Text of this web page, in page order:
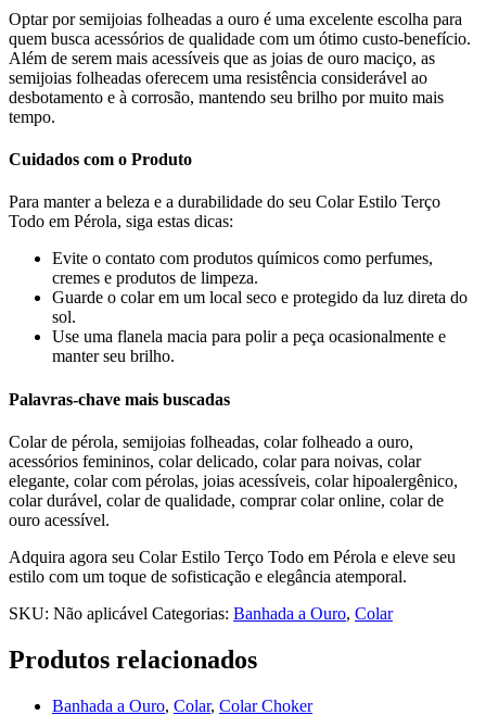
Optar por semijoias folheadas a ouro é uma excelente escolha para
quem busca acessórios de qualidade com um ótimo custo-benefício.
Além de serem mais acessíveis que as joias de ouro maciço, as
semijoias folheadas oferecem uma resistência considerável ao
desbotamento e à corrosão, mantendo seu brilho por muito mais
tempo.
Cuidados com o Produto
Para manter a beleza e a durabilidade do seu Colar Estilo Terço
Todo em Pérola, siga estas dicas:
Evite o contato com produtos químicos como perfumes,
cremes e produtos de limpeza.
Guarde o colar em um local seco e protegido da luz direta do
sol.
Use uma flanela macia para polir a peça ocasionalmente e
manter seu brilho.
Palavras-chave mais buscadas
Colar de pérola, semijoias folheadas, colar folheado a ouro,
acessórios femininos, colar delicado, colar para noivas, colar
elegante, colar com pérolas, joias acessíveis, colar hipoalergênico,
colar durável, colar de qualidade, comprar colar online, colar de
ouro acessível.
Adquira agora seu Colar Estilo Terço Todo em Pérola e eleve seu
estilo com um toque de sofisticação e elegância atemporal.
SKU: Não aplicável Categorias: Banhada a Ouro, Colar
Produtos relacionados
Banhada a Ouro, Colar, Colar Choker